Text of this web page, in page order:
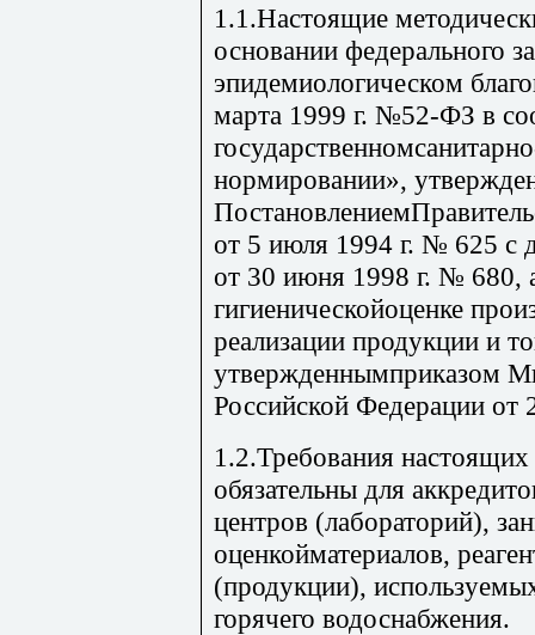
1.1.Настоящие
основании федерального
эпидемиологическом
марта 1999 г. №52-ФЗ в
нормировании»,
от 5 июля 1994 г. № 625 с
от 30 июня 1998 г. № 680,
гигиеническойоценке
реализации продукции и
утвержденнымприказом
Российской Федерации
1.2.Требования
обязательны для
центров (лабораторий),
оценкойматериалов,
(продукции),
горячего водоснабжения.